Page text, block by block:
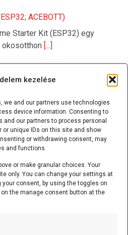
kezelése
we and our partners use technologies
device information. Consenting to
our partners to process personal
or unique IDs on this site and show
or withdrawing consent, may
and functions.
or make granular choices. Your
only. You can change your settings at
consent, by using the toggles on
the manage consent button at the
ACEBOTT)
Starter Kit (ESP32) egy
okosotthon [...]
C3-MINI-1 WiFi/Bluetooth
- ESP32-C3-MINI-1
alappanel olyan D1 mini[...]
T5577 írható) Fehér
kulcstartó (EM4305/T5577
RFID